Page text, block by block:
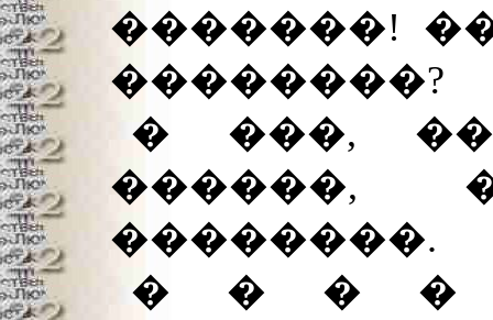
�������!
��������?
� ���,
������,
��������.
� � � �